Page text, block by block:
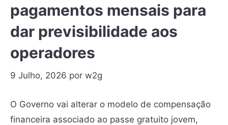
pagamentos mensais para
dar previsibilidade aos
operadores
9 Julho, 2026 por w2g
O Governo vai alterar o modelo de compensação
financeira associado ao passe gratuito jovem,